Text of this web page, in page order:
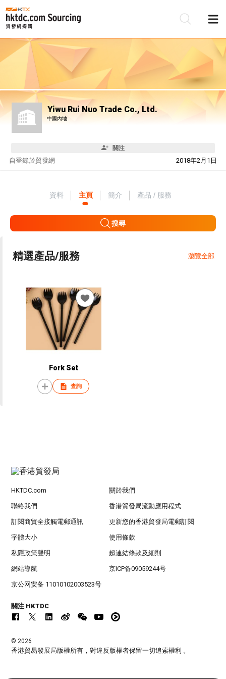
Yiwu Rui Nuo Trade Co., Ltd.
中國內地
關注
自 2018年2月1日
登錄於貿發網
資料 主頁 簡介 產品 / 服務
搜尋
精選產品/服務 瀏覽全部
Fork Set
查詢
HKTDC.com 關於我們
聯絡我們 香港貿發局流動應用程式
訂閱商貿全接觸電郵通訊 更新您的香港貿發局電郵訂閱
字體大小 使用條款
私隱政策聲明 超連結條款及細則
網站導航 京ICP备09059244号
京公网安备 11010102003523号
關注 HKTDC
© 2026
香港貿易發展局版權所有，對違反版權者保留一切追索權利 。